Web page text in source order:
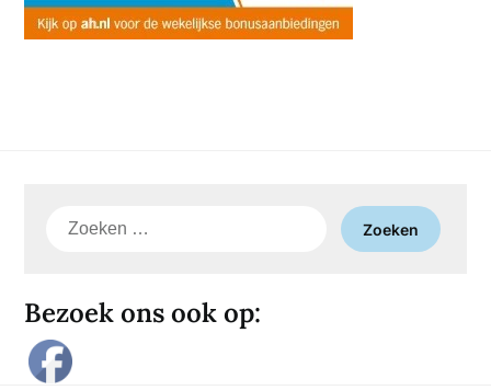
Zoeken
Bezoek ons ook op: